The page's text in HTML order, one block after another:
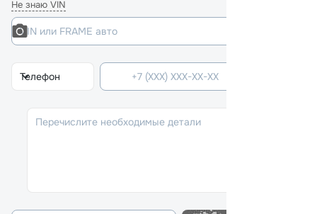
Не знаю VIN
Телефон